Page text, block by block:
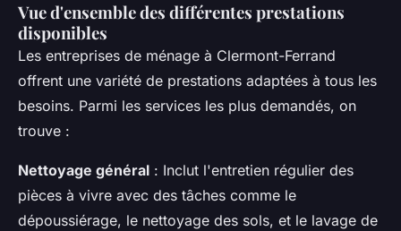
Vue d'ensemble des différentes prestations
disponibles
Les entreprises de ménage à Clermont-Ferrand
offrent une variété de prestations adaptées à tous les
besoins. Parmi les services les plus demandés, on
trouve :
Nettoyage général : Inclut l'entretien régulier des
pièces à vivre avec des tâches comme le
dépoussiérage, le nettoyage des sols, et le lavage de